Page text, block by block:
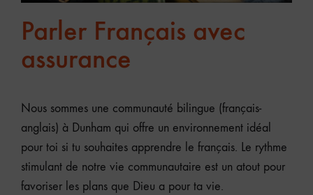
Parler Français avec
assurance
Nous sommes une communauté bilingue (français-
anglais) à Dunham qui offre un environnement idéal
pour toi si tu souhaites apprendre le français. Le rythme
stimulant de notre vie communautaire est un atout pour
favoriser les plans que Dieu a pour ta vie.